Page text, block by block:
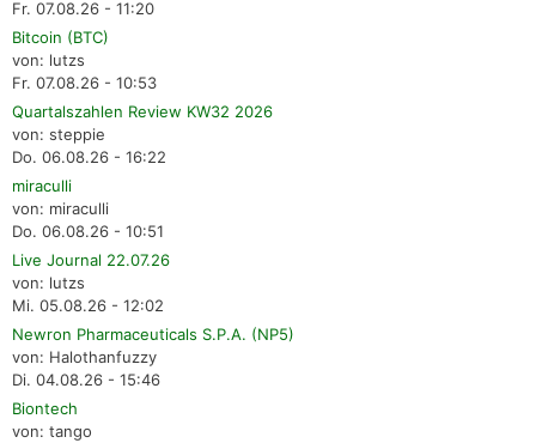
Fr. 07.08.26 - 11:20
Bitcoin (BTC)
von: lutzs
Fr. 07.08.26 - 10:53
Quartalszahlen Review KW32 2026
von: steppie
Do. 06.08.26 - 16:22
miraculli
von: miraculli
Do. 06.08.26 - 10:51
Live Journal 22.07.26
von: lutzs
Mi. 05.08.26 - 12:02
Newron Pharmaceuticals S.P.A. (NP5)
von: Halothanfuzzy
Di. 04.08.26 - 15:46
Biontech
von: tango